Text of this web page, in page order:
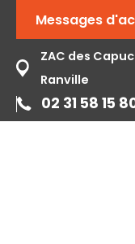
Messages
ZAC des
Ranville
02 31 58 15